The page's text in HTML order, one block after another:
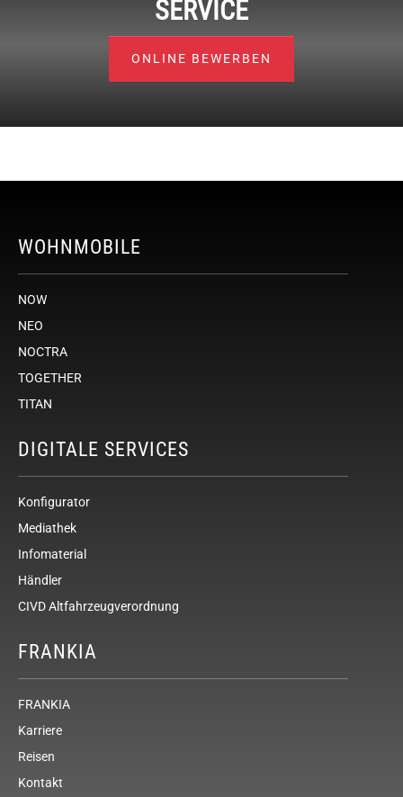
SERVICE
ONLINE BEWERBEN
WOHNMOBILE
NOW
NEO
NOCTRA
TOGETHER
TITAN
DIGITALE SERVICES
Konfigurator
Mediathek
Infomaterial
Händler
CIVD Altfahrzeugverordnung
FRANKIA
FRANKIA
Karriere
Reisen
Kontakt